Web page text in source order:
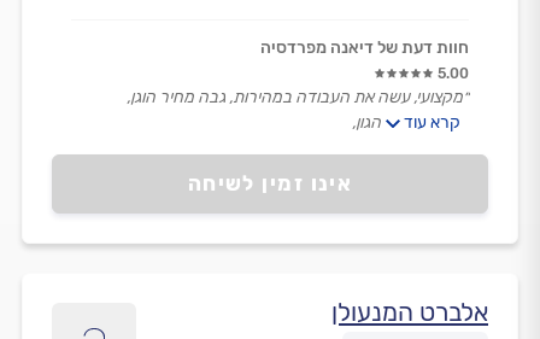
אינו זמין לשיחה
חוות דעת של דיאנה מפרדסיה
5.00
״מקצועי, עשה את העבודה במהירות, גבה מחיר הוגן,
בן אדם מאוד הגון,
קרא עוד
אלברט המנעולן